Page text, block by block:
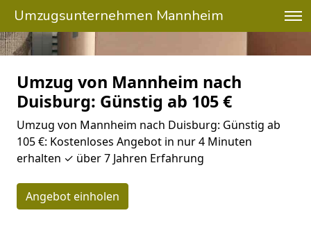
Umzugsunternehmen Mannheim
Umzug von Mannheim nach
Duisburg: Günstig ab 105 €
Umzug von Mannheim nach Duisburg: Günstig ab
105 €: Kostenloses Angebot in nur 4 Minuten
erhalten ✓ über 7 Jahren Erfahrung
Angebot einholen